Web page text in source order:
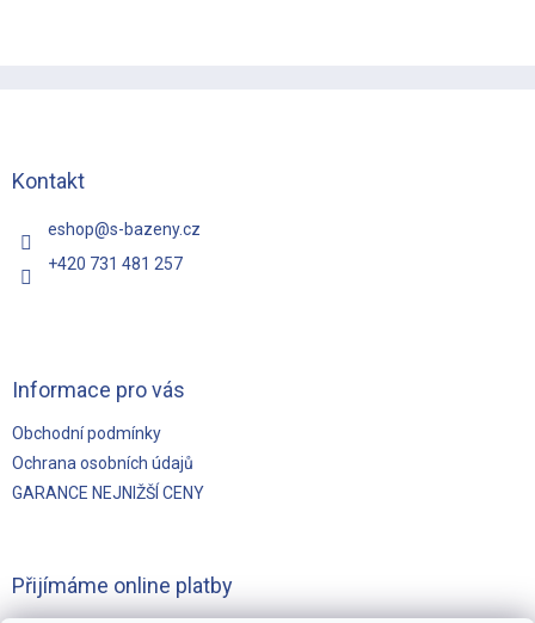
Kontakt
eshop@s-bazeny.cz
+420 731 481 257
Informace pro vás
Obchodní podmínky
Ochrana osobních údajů
GARANCE NEJNIŽŠÍ CENY
Přijímáme online platby